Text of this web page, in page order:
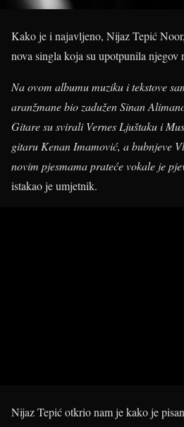
Kako je i najavljeno, Nijaz Tepić
nova singla koja su upotpunila njegov
Na ovom albumu muziku i tekstove
aranžmane bio zadužen Sinan
Gitare su svirali Vernes Ljuštaku i
gitaru Kenan Imamović, a bubnjeve
novim pjesmama prateće vokale je
istakao je umjetnik.
Nijaz Tepić otkrio nam je kako je